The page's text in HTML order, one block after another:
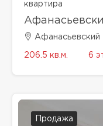
квартира
Афанасьевский
206.5 кв.м. 6
Продажа